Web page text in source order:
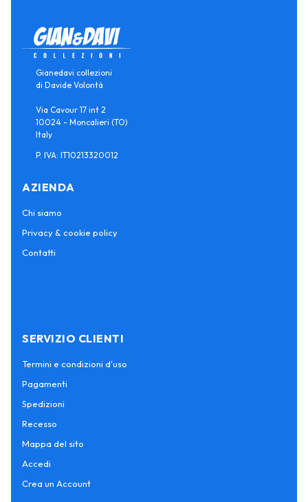
Gianedavi collezioni
di Davide Volontà
Via Cavour 17 int 2
10024 - Moncalieri (TO)
Italy
P. IVA: IT10213320012
AZIENDA
Chi siamo
Privacy & cookie policy
Contatti
SERVIZIO CLIENTI
Termini e condizioni d'uso
Pagamenti
Spedizioni
Recesso
Mappa del sito
Accedi
Crea un Account